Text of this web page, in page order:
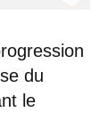
du
le